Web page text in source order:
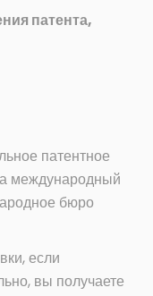
патента,
патентное
международный
бюро
если
вы получаете